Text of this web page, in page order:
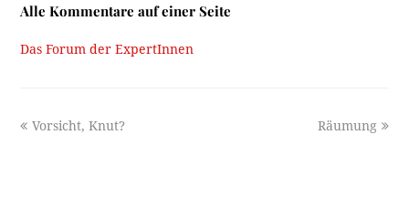
Alle Kommentare auf einer Seite
Das Forum der ExpertInnen
previous
Vorsicht, Knut?
next
Räumung